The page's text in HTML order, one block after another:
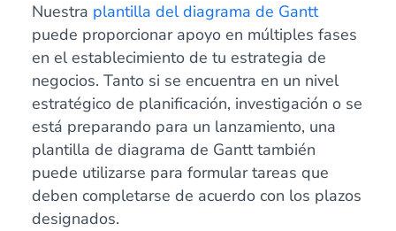
Nuestra plantilla del diagrama de Gantt
puede proporcionar apoyo en múltiples fases
en el establecimiento de tu estrategia de
negocios. Tanto si se encuentra en un nivel
estratégico de planificación, investigación o se
está preparando para un lanzamiento, una
plantilla de diagrama de Gantt también
puede utilizarse para formular tareas que
deben completarse de acuerdo con los plazos
designados.